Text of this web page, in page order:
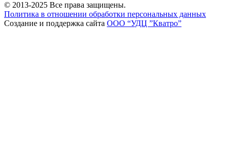
© 2013-2025 Все права защищены.
Политика в отношении обработки персональных данных
Создание и поддержка сайта ООО “УДЦ ”Кватро”